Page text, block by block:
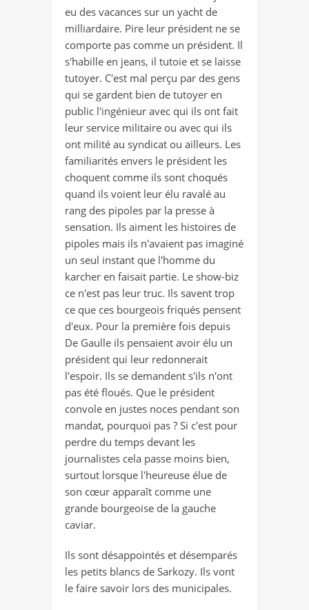
eu des vacances sur un yacht de
milliardaire. Pire leur président ne se
comporte pas comme un président. Il
s'habille en jeans, il tutoie et se laisse
tutoyer. C'est mal perçu par des gens
qui se gardent bien de tutoyer en
public l'ingénieur avec qui ils ont fait
leur service militaire ou avec qui ils
ont milité au syndicat ou ailleurs. Les
familiarités envers le président les
choquent comme ils sont choqués
quand ils voient leur élu ravalé au
rang des pipoles par la presse à
sensation. Ils aiment les histoires de
pipoles mais ils n'avaient pas imaginé
un seul instant que l'homme du
karcher en faisait partie. Le show-biz
ce n'est pas leur truc. Ils savent trop
ce que ces bourgeois friqués pensent
d'eux. Pour la première fois depuis
De Gaulle ils pensaient avoir élu un
président qui leur redonnerait
l'espoir. Ils se demandent s'ils n'ont
pas été floués. Que le président
convole en justes noces pendant son
mandat, pourquoi pas ? Si c'est pour
perdre du temps devant les
journalistes cela passe moins bien,
surtout lorsque l'heureuse élue de
son cœur apparaît comme une
grande bourgeoise de la gauche
caviar.
Ils sont désappointés et désemparés
les petits blancs de Sarkozy. Ils vont
le faire savoir lors des municipales.